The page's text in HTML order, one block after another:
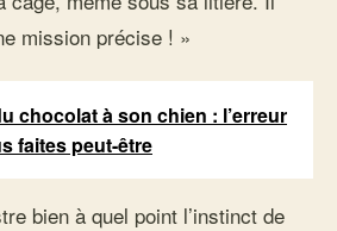
mission précise ! »
chocolat à son chien : l’erreur
faites peut-être
bien à quel point l’instinct de